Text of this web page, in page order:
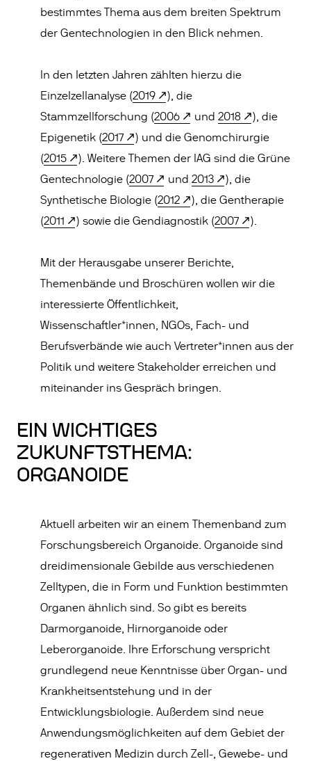
bestimmtes Thema aus dem breiten Spektrum
der Gentechnologien in den Blick nehmen.
In den letzten Jahren zählten hierzu die
Einzelzellanalyse (2019
), die
Stammzellforschung (2006 und2018
), die
Epigenetik (2017
) und die Genomchirurgie
(2015
). Weitere Themen der IAG sind die Grüne
Gentechnologie (2007 und2013
), die
Synthetische Biologie (2012
), die Gentherapie
(2011 ) sowie die Gendiagnostik (2007 ).
Mit der Herausgabe unserer Berichte,
Themenbände und Broschüren wollen wir die
interessierte Öffentlichkeit,
Wissenschaftler*innen, NGOs, Fach- und
Berufsverbände wie auch Vertreter*innen aus der
Politik und weitere Stakeholder erreichen und
miteinander ins Gespräch bringen.
EIN WICHTIGES
ZUKUNFTSTHEMA:
ORGANOIDE
Aktuell arbeiten wir an einem Themenband zum
Forschungsbereich Organoide. Organoide sind
dreidimensionale Gebilde aus verschiedenen
Zelltypen, die in Form und Funktion bestimmten
Organen ähnlich sind. So gibt es bereits
Darmorganoide, Hirnorganoide oder
Leberorganoide. Ihre Erforschung verspricht
grundlegend neue Kenntnisse über Organ- und
Krankheitsentstehung und in der
Entwicklungsbiologie. Außerdem sind neue
Anwendungsmöglichkeiten auf dem Gebiet der
regenerativen Medizin durch Zell-, Gewebe- und